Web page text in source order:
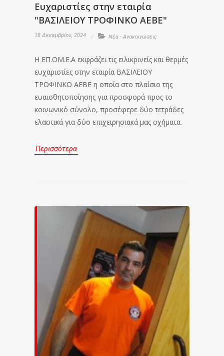
Ευχαριστίες στην εταιρία
"ΒΑΣΙΛΕΙΟΥ ΤΡΟΦΙΝΚΟ ΑΕΒΕ"
18 Δεκεμβρίου, 2024 Νέα - Ανακοινώσεις
Η ΕΠ.ΟΜ.Ε.Α εκφράζει τις ειλικρινείς και θερμές
ευχαριστίες στην εταιρία ΒΑΣΙΛΕΙΟΥ
ΤΡΟΦΙΝΚΟ ΑΕΒΕ η οποία στο πλαίσιο της
ευαισθητοποίησης για προσφορά προς το
κοινωνικό σύνολο, προσέφερε δύο τετράδες
ελαστικά για δύο επιχειρησιακά μας οχήματα.
Περισσότερα